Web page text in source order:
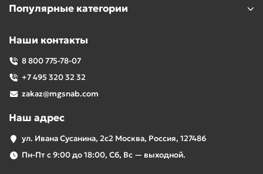
Популярные категории
Наши контакты
8 800 775-78-07
+7 495 320 32 32
zakaz@mgsnab.com
Наш адрес
ул. Ивана Сусанина, 2с2 Москва, Россия, 127486
Пн-Пт с 9:00 до 18:00, Сб, Вс — выходной.